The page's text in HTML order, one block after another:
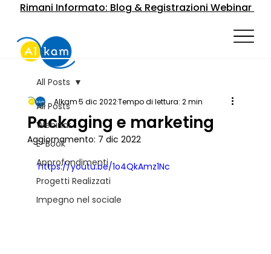
Rimani Informato: Blog & Registrazioni Webinar
All Posts
Webinar
E-Book
Approfondimenti
Progetti Realizzati
Impegno nel sociale
All Posts
Packaging e marketing
Alkam5 dic 2022Tempo di lettura: 2 min
Aggiornamento: 7 dic 2022
https://youtu.be/1o4QkAmz1Nc